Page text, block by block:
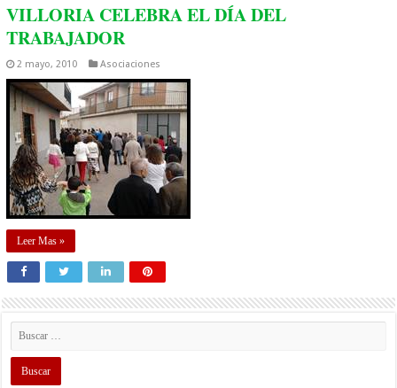
VILLORIA CELEBRA EL DÍA DEL
TRABAJADOR
2 mayo, 2010 Asociaciones
Leer Mas »